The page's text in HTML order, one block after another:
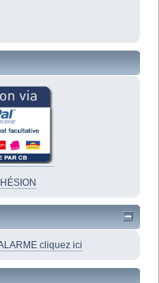
cliquez ici